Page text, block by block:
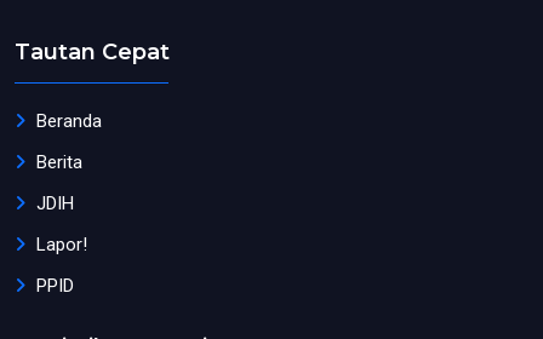
Tautan Cepat
Beranda
Berita
JDIH
Lapor!
PPID